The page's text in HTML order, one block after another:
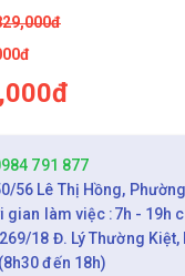
791 877
56 Lê Thị Hồng,
gian làm việc :7h - 19h
18 Đ. Lý Thường
đến 18h)